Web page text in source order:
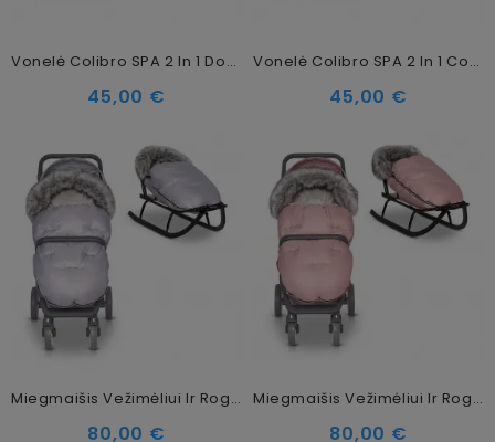
Vonelė Colibro SPA 2 In 1 Dove, 86 Cm
45,00 €
Vonelė Colibro SPA 2 In 1 Cool, 86 Cm
45,00 €
Miegmaišis Vežimėliui Ir Rogutėms Colibro Silver
80,00 €
Miegmaišis Vežimėliui Ir Rogutėms Colibro Powder Pink
80,00 €